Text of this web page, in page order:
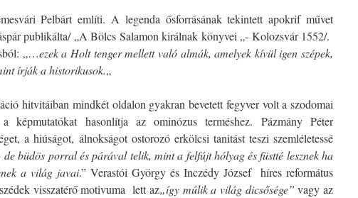
Pelbárt említi. A legenda ősforrásának tekintett apokrif művet
publikálta/ „A Bölcs Salamon királnak könyvei „- Kolozsvár 1552/.
„…ezek a Holt tenger mellett való almák, amelyek kívül igen szépek,
írják a historikusok.„
hitvitáiban mindkét oldalon gyakran bevetett fegyver volt a szodomai
képmutatókat hasonlítja az ominózus terméshez. Pázmány Péter
a hiúságot, álnokságot ostorozó erkölcsi tanitást teszi szemléletessé
de büdös porral és párával telik, mint a felfújt hólyag és füstté lesznek ha
a világ javai.” Verastói György és Inczédy József híres református
visszatérő motivuma lett az„így múlik a világ dicsősége” vagy az